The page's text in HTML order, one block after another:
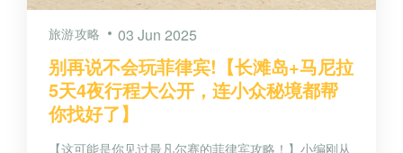
旅游攻略 03 Jun 2025
别再说不会玩菲律宾!【长滩岛+马尼拉
5天4夜行程大公开，连小众秘境都帮
你找好了】
【这可能是你见过最凡尔赛的菲律宾攻略！】小编刚从